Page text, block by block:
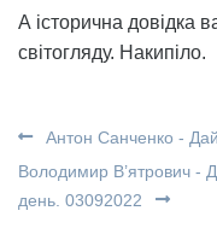
А історична довідка
світогляду. Накипіло.
Антон Санченко -
Володимир В’ятрович -
день. 03092022